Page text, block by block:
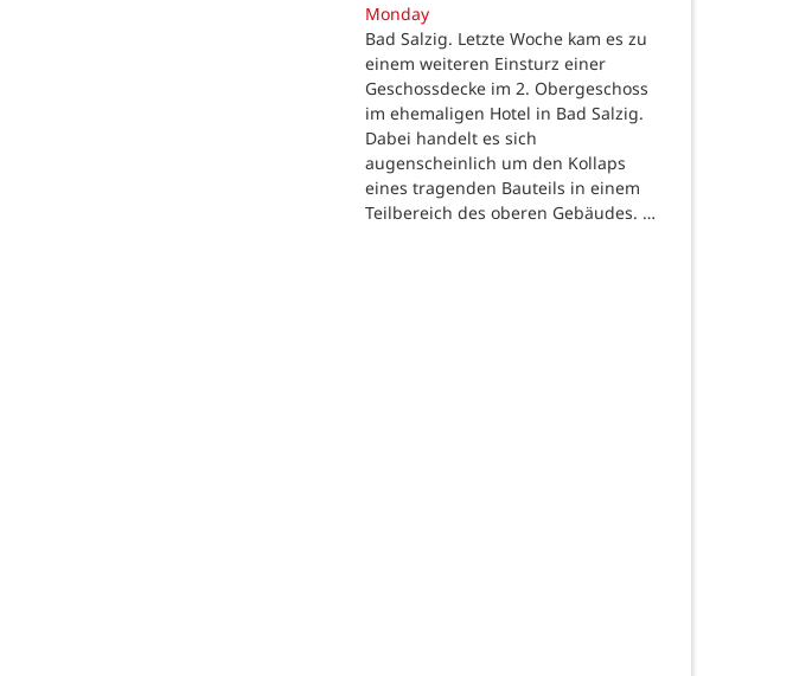
Monday
Bad Salzig. Letzte Woche kam es zu
einem weiteren Einsturz einer
Geschossdecke im 2. Obergeschoss
im ehemaligen Hotel in Bad Salzig.
Dabei handelt es sich
augenscheinlich um den Kollaps
eines tragenden Bauteils in einem
Teilbereich des oberen Gebäudes. …